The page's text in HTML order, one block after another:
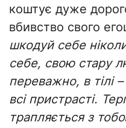
коштує дуже
вбивство свого
шкодуй себе
себе, свою стару
переважно, в тілі –
всі пристрасті.
трапляється з